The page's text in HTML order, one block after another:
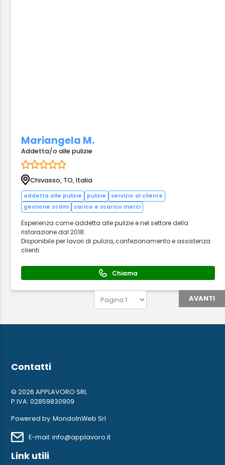
Mariangela M.
Addetta/o alle pulizie
Chivasso, TO, Italia
addetta alle pulizie pulizie
servizio al cliente
gestione ordini
carico e scarico merci
Esperienza come addetta alle pulizie e nel settore della
ristorazione dal 2018.
Disponibile per lavori di pulizia, confezionamento e assistenza
clienti.
Chiama
AVANTI
Contatti
© 2026 APPLAVORO SRL
P.IVA: 02859830909
Powered by MondoInWeb Srl
E-mail: info@applavoro.it
Link utili